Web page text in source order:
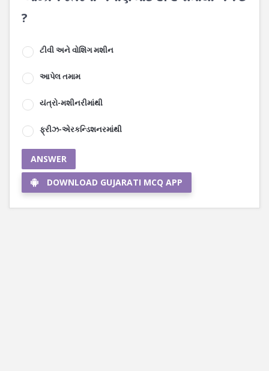
?
ટીવી અને વોશિંગ મશીન
આપેલ તમામ
યંત્રો-મશીનરીમાંથી
ફ્રીઝ-એરકન્ડિશનરમાંથી
ANSWER
DOWNLOAD GUJARATI MCQ APP